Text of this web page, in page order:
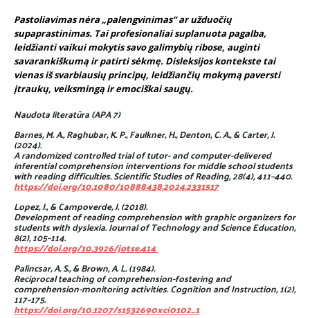
Pastoliavimas nėra „palengvinimas“ ar užduočių
supaprastinimas. Tai profesionaliai suplanuota pagalba,
leidžianti vaikui mokytis savo galimybių ribose, auginti
savarankiškumą ir patirti sėkmę. Disleksijos kontekste tai
vienas iš svarbiausių principų, leidžiančių mokymą paversti
įtraukų, veiksmingą ir emociškai saugų.
Naudota literatūra (APA 7)
Barnes, M. A., Raghubar, K. P., Faulkner, H., Denton, C. A., & Carter, J.
(2024).
A randomized controlled trial of tutor- and computer-delivered
inferential comprehension interventions for middle school students
with reading difficulties. Scientific Studies of Reading, 28(4), 411–440.
https://doi.org/10.1080/10888438.2024.2331517
Lopez, J., & Campoverde, J. (2018).
Development of reading comprehension with graphic organizers for
students with dyslexia. Journal of Technology and Science Education,
8(2), 105–114.
https://doi.org/10.3926/jotse.414
Palincsar, A. S., & Brown, A. L. (1984).
Reciprocal teaching of comprehension-fostering and
comprehension-monitoring activities. Cognition and Instruction, 1(2),
117–175.
https://doi.org/10.1207/s1532690xci0102_1